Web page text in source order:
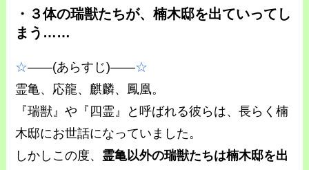
・３体の瑞獣たちが、楠木邸を出ていってし
まう……
☆――(あらすじ)――☆
霊亀、応龍、麒麟、鳳凰。
『瑞獣』や『四霊』と呼ばれる彼らは、長らく楠
木邸にお世話になっていました。
しかしこの度、 霊亀以外の瑞獣たちは楠木邸を出